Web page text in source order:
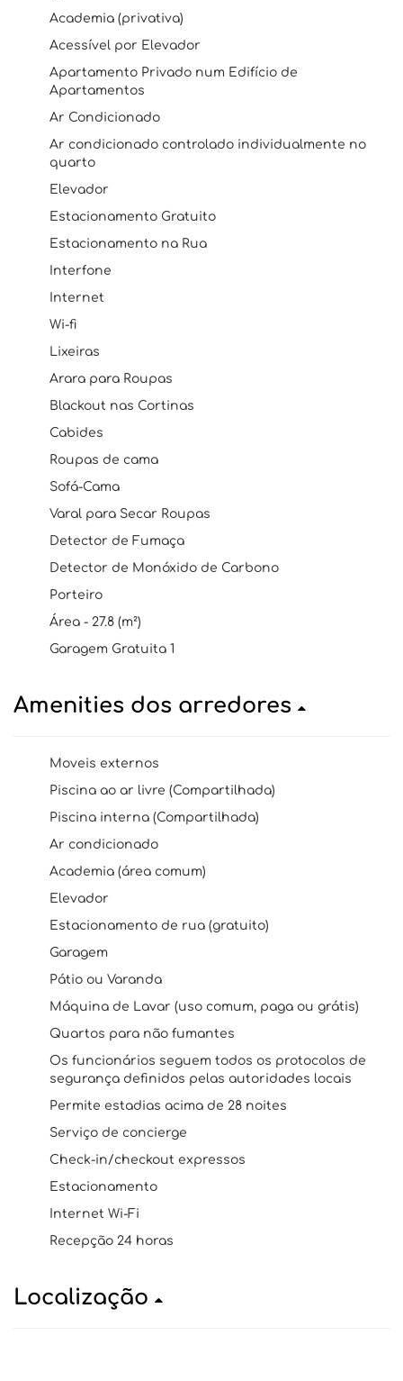
Academia (privativa)
Acessível por Elevador
Apartamento Privado num Edifício de
Apartamentos
Ar Condicionado
Ar condicionado controlado individualmente no
quarto
Elevador
Estacionamento Gratuito
Estacionamento na Rua
Interfone
Internet
Wi-fi
Lixeiras
Arara para Roupas
Blackout nas Cortinas
Cabides
Roupas de cama
Sofá-Cama
Varal para Secar Roupas
Detector de Fumaça
Detector de Monóxido de Carbono
Porteiro
Área - 27.8 (m²)
Garagem Gratuita 1
Amenities dos arredores
Moveis externos
Piscina ao ar livre (Compartilhada)
Piscina interna (Compartilhada)
Ar condicionado
Academia (área comum)
Elevador
Estacionamento de rua (gratuito)
Garagem
Pátio ou Varanda
Máquina de Lavar (uso comum, paga ou grátis)
Quartos para não fumantes
Os funcionários seguem todos os protocolos de
segurança definidos pelas autoridades locais
Permite estadias acima de 28 noites
Serviço de concierge
Check-in/checkout expressos
Estacionamento
Internet Wi-Fi
Recepção 24 horas
Localização